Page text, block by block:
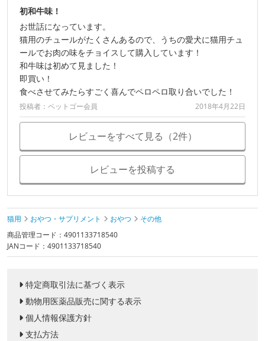
初和牛味！
お世話になっています。
猫用のチュールがたくさんあるので、うちの愛犬に猫用チュ
ールでお肉の味をチョイスして購入しています！
和牛味は初めて見ました！
即買い！
食べさせてみたらすごく喜んでペロペロ取り合いでした！
投稿者：ペットゴー会員 2018年4月22日
レビューをすべて見る（2件）
レビューを投稿する
猫用 おやつ・サプリメント おやつ
その他
商品管理コード：4901133718540
JANコード：4901133718540
特定商取引法に基づく表示
動物用医薬品販売に関する表示
個人情報保護方針
支払方法